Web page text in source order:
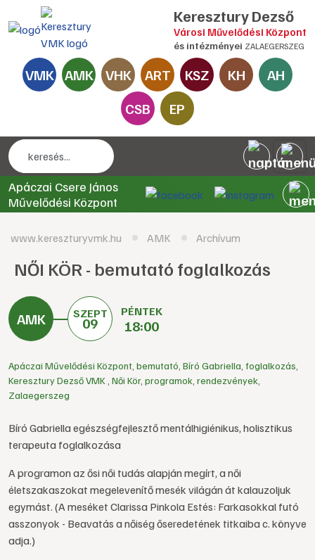
Keresztury Dezső
Városi Művelődési Központ
és intézményei ZALAEGERSZEG
VMK AMK VHK ART KSZ KH
AH
CSB
EP
Apáczai Csere János
Művelődési Központ
www.kereszturyvmk.hu AMK Archívum
NŐI KÖR - bemutató foglalkozás
SZEPT
09
PÉNTEK
18:00
Apáczai Művelődési Központ bemutató Bíró Gabriella foglalkozás
Keresztury Dezső VMK Női Kör, programok rendezvények
Zalaegerszeg
Bíró Gabriella egészségfejlesztő mentálhigiénikus, holisztikus
terapeuta foglalkozása
A programon az ősi női tudás alapján megírt, a női
életszakaszokat megelevenítő mesék világán át kalauzoljuk
egymást. (A meséket Clarissa Pinkola Estés: Farkasokkal futó
asszonyok - Beavatás a nőiség őseredetének titkaiba c. könyve
adja.)